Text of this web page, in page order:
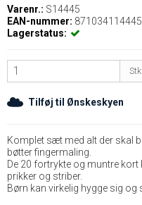
Varenr.: S14445
EAN-nummer:
Lagerstatus:
Stk
Tilføj til Ønskeskyen
Komplet sæt med alt der skal
bøtter fingermaling.
De 20 fortrykte og muntre
prikker og striber.
Børn kan virkelig hygge sig og